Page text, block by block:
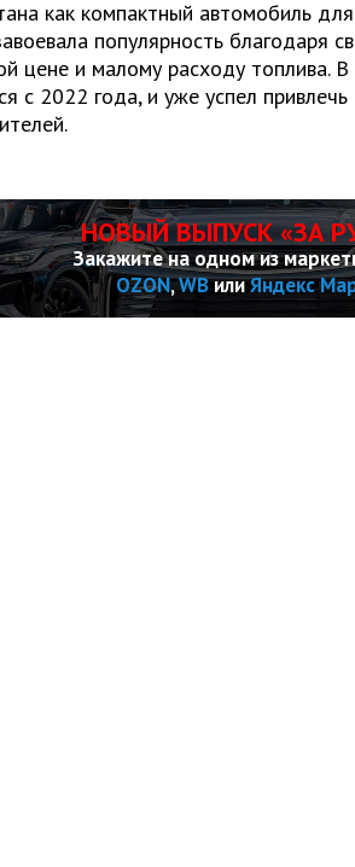
как компактный автомобиль
популярность благодаря
цене и малому расходу топлива.
с 2022 года, и уже успел
НОВЫЙ ВЫПУСК «ЗА
Закажите на одном из
OZON,WBилиЯндекс